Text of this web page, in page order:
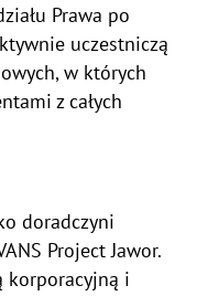
Prawa po
uczestniczą
w których
z całych
doradczyni
Project Jawor.
korporacyjną i